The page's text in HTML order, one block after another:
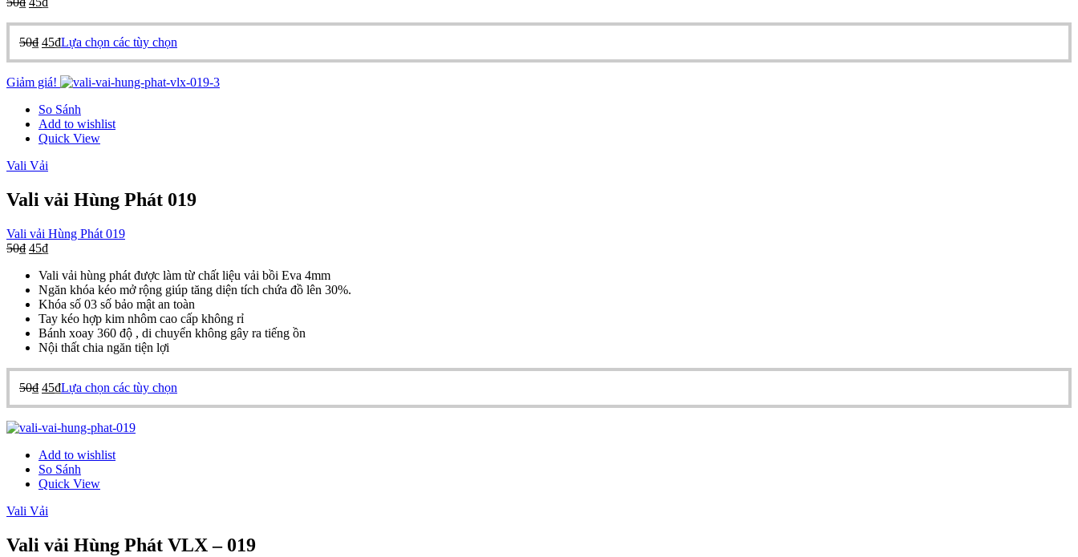
50₫ 45₫Lựa chọn các tùy chọn
Giảm giá!
So Sánh
Add to wishlist
Quick View
Vali Vải
Vali vải Hùng Phát 019
Vali vải Hùng Phát 019
50₫ 45₫
Vali vải hùng phát được làm từ chất liệu vải bồi Eva 4mm
Ngăn khóa kéo mở rộng giúp tăng diện tích chứa đồ lên 30%.
Khóa số 03 số bảo mật an toàn
Tay kéo hợp kim nhôm cao cấp không rỉ
Bánh xoay 360 độ , di chuyển không gây ra tiếng ồn
Nội thất chia ngăn tiện lợi
50₫ 45₫Lựa chọn các tùy chọn
Add to wishlist
So Sánh
Quick View
Vali Vải
Vali vải Hùng Phát VLX – 019